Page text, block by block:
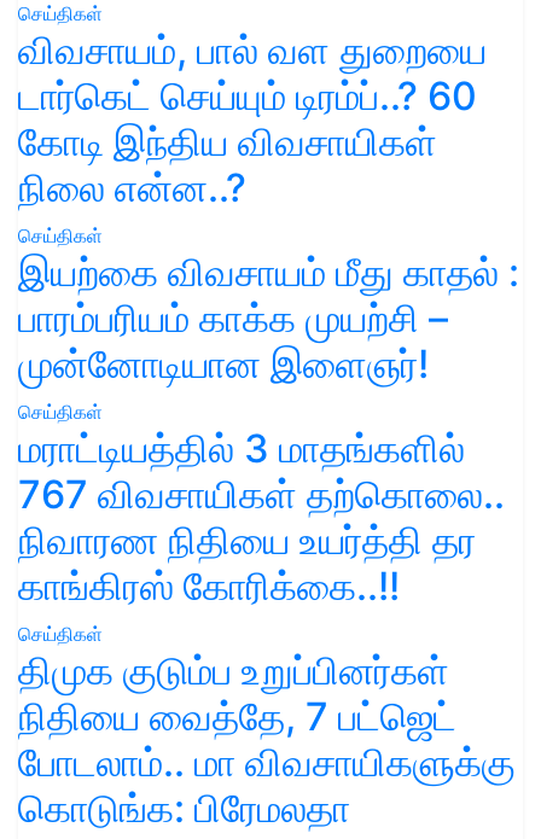
செய்திகள்
விவசாயம், பால் வள துறையை
டார்கெட் செய்யும் டிரம்ப்..? 60
கோடி இந்திய விவசாயிகள்
நிலை என்ன..?
செய்திகள்
இயற்கை விவசாயம் மீது காதல் :
பாரம்பரியம் காக்க முயற்சி –
முன்னோடியான இளைஞர்!
செய்திகள்
மராட்டியத்தில் 3 மாதங்களில்
767 விவசாயிகள் தற்கொலை..
நிவாரண நிதியை உயர்த்தி தர
காங்கிரஸ் கோரிக்கை..!!
செய்திகள்
திமுக குடும்ப உறுப்பினர்கள்
நிதியை வைத்தே, 7 பட்ஜெட்
போடலாம்.. மா விவசாயிகளுக்கு
கொடுங்க: பிரேமலதா